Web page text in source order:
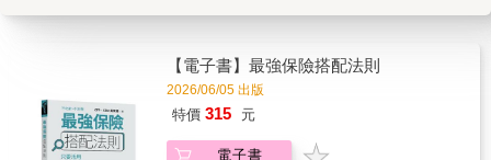
【電子書】最強保險搭配法則
2026/06/05 出版
特價 315 元
電子書